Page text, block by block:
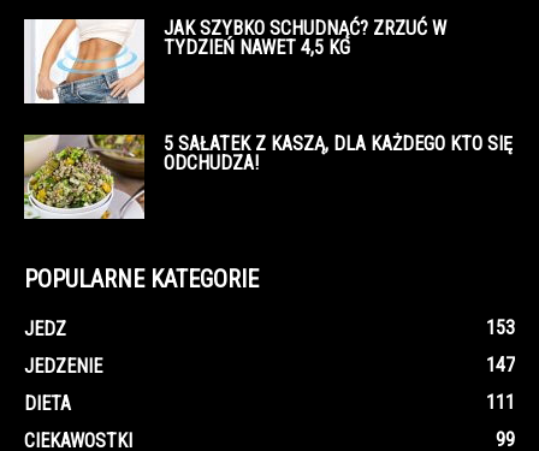
JAK SZYBKO SCHUDNĄĆ? ZRZUĆ W
TYDZIEŃ NAWET 4,5 KG
5 SAŁATEK Z KASZĄ, DLA KAŻDEGO KTO SIĘ
ODCHUDZA!
POPULARNE KATEGORIE
JEDZ
153
JEDZENIE
147
DIETA
111
CIEKAWOSTKI
99